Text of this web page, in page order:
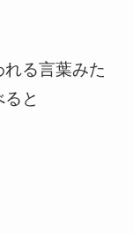
る言葉みた
と